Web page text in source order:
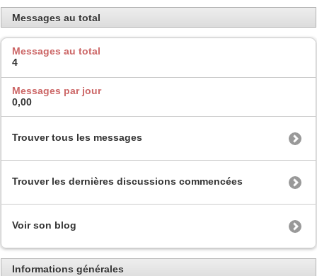
Messages au total
Messages au total
4
Messages par jour
0,00
Trouver tous les messages
Trouver les dernières discussions commencées
Voir son blog
Informations générales